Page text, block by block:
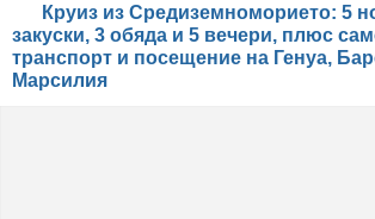
Круиз из Средиземноморието: 5
закуски, 3 обяда и 5 вечери, плюс
транспорт и посещение на Генуа,
Марсилия